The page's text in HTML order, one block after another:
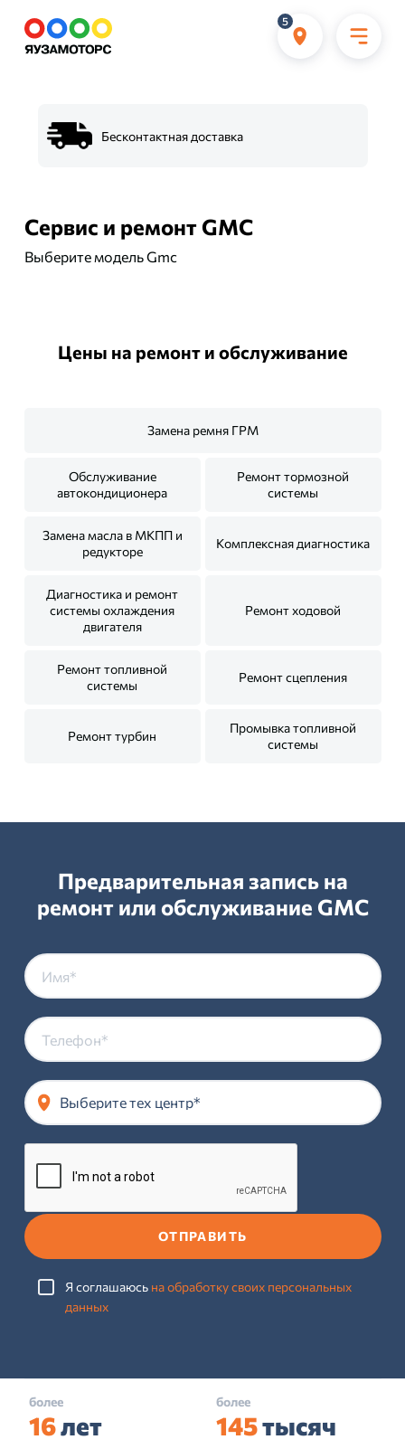
5
Бесконтактная доставка
Сервис и ремонт GMC
Выберите модель Gmc
Цены на ремонт и обслуживание
Замена ремня ГРМ
Обслуживание
автокондиционера
Ремонт тормозной
системы
Замена масла в МКПП и
редукторе
Комплексная диагностика
Диагностика и ремонт
системы охлаждения
двигателя
Ремонт ходовой
Ремонт топливной
системы
Ремонт сцепления
Ремонт турбин
Промывка топливной
системы
Предварительная запись на
ремонт или обслуживание GMC
Выберите тех центр*
ОТПРАВИТЬ
Я соглашаюсь на обработку своих персональных
данных
более
16лет
более
145тысяч